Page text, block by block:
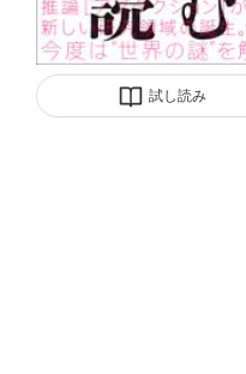
試し読み